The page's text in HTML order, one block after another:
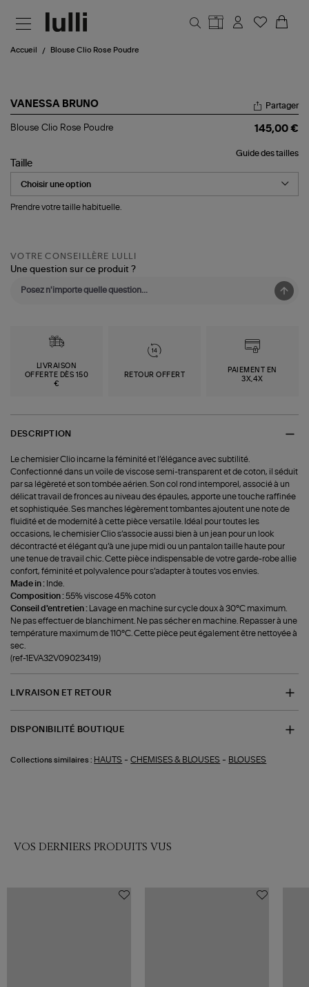
Accueil Blouse Clio Rose Poudre
VANESSA BRUNO
Blouse
Poudre
Partager
Blouse Clio Rose Poudre 145,00 €
Guide des tailles
Taille
Prendre votre taille habituelle.
VOTRE CONSEILLÈRE LULLI
Une question sur ce produit ?
LIVRAISON
OFFERTE DÈS 150
€
RETOUR OFFERT
PAIEMENT EN
3X,4X
DESCRIPTION
Le chemisier Clio incarne la féminité et l’élégance avec subtilité.
Confectionné dans un voile de viscose semi-transparent et de coton, il séduit
par sa légèreté et son tombée aérien. Son col rond intemporel, associé à un
délicat travail de fronces au niveau des épaules, apporte une touche raffinée
et sophistiquée. Ses manches légèrement tombantes ajoutent une note de
fluidité et de modernité à cette pièce versatile. Idéal pour toutes les
occasions, le chemisier Clio s’associe aussi bien à un jean pour un look
décontracté et élégant qu’à une jupe midi ou un pantalon taille haute pour
une tenue de travail chic. Cette pièce indispensable de votre garde-robe allie
confort, féminité et polyvalence pour s’adapter à toutes vos envies.
Made in : Inde.
Composition :55% viscose 45% coton
Conseil d'entretien :
Lavage en machine sur cycle doux à 30°C maximum.
Ne pas effectuer de blanchiment. Ne pas sécher en machine. Repasser à une
température maximum de 110°C. Cette pièce peut également être nettoyée à
sec.
(ref-1EVA32V09023419)
LIVRAISON ET RETOUR
DISPONIBILITÉ BOUTIQUE
Collections similaires : HAUTS -CHEMISES & BLOUSES - BLOUSES
VOS DERNIERS PRODUITS VUS